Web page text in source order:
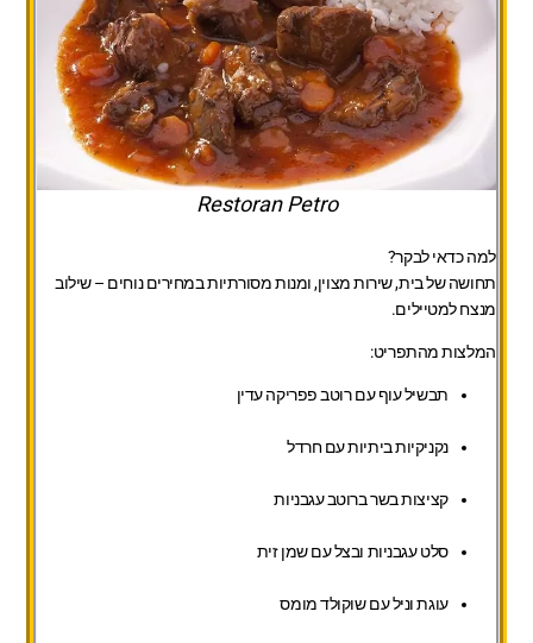
Restoran Petro
למה כדאי לבקר?
תחושה של בית, שירות מצוין, ומנות מסורתיות במחירים נוחים – שילוב
מנצח למטיילים.
המלצות מהתפריט:
תבשיל עוף עם רוטב פפריקה עדין
נקניקיות ביתיות עם חרדל
קציצות בשר ברוטב עגבניות
סלט עגבניות ובצל עם שמן זית
עוגת וניל עם שוקולד מומס